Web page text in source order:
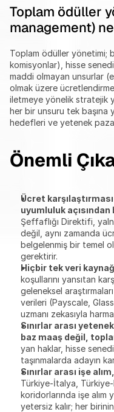
Toplam ödüller
management)
Toplam ödüller yönetimi;
komisyonlar), hisse
maddi olmayan unsurlar
olmak üzere
iletmeye yönelik stratejik
her bir unsuru tek başına
hedefleri ve yetenek
Önemli
Ücret
uyumluluk
Şeffaflığı Direktifi,
değil, aynı zamanda
belgelenmiş bir temel
gerektirir.
Hiçbir tek veri
koşullarını yansıtan
geleneksel
verileri (Payscale,
uzmanı zekasıyla
Sınırlar arası
baz maaş değil,
yan haklar, hisse
taşınmalarda adayın
Sınırlar arası işe
Türkiye-İtalya,
koridorlarında işe alım
yetersiz kalır; her